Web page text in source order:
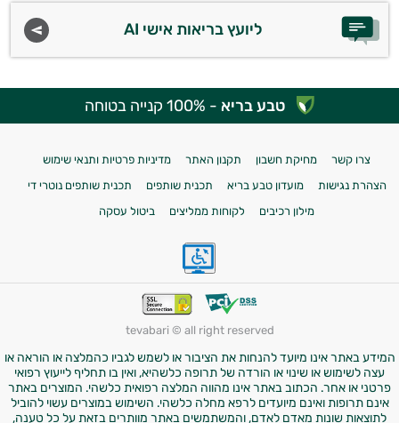
ליועץ בריאות אישי AI
טבע בריא - 100% קנייה בטוחה
צרו קשר מחיקת חשבון תקנון האתר
מדיניות פרטיות ותנאי שימוש
הצהרת נגישות
מועדון טבע בריא תכנית שותפים
תכנית שותפים נוטרי די
מילון רכיבים
לקוחות ממליצים ביטול עסקה
tevabari © all right reserved
המידע באתר אינו מיועד להנחות את הציבור או לשמש לגביו כהמלצה או הוראה או
עצה לשימוש או שינוי או הורדה של תרופה כלשהיא, ואין בו תחליף לייעוץ רפואי
פרטני או אחר. הכתוב באתר אינו מהווה המלצה רפואית כלשהי. המוצרים באתר
אינם תרופות ואינם מיועדים לרפא מחלה כלשהי. השימוש במוצרים עשוי להוביל
לתוצאות שונות מאדם לאדם, והמשתמשים באתר מוותרים בזאת על כל טענה,